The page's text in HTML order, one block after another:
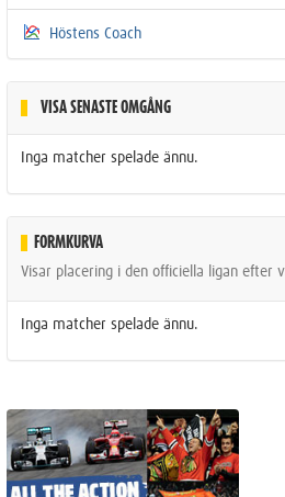
Höstens Coach
VISA SENASTE OMGÅNG
Inga matcher spelade ännu.
FORMKURVA
Visar placering i den officiella ligan efter
Inga matcher spelade ännu.